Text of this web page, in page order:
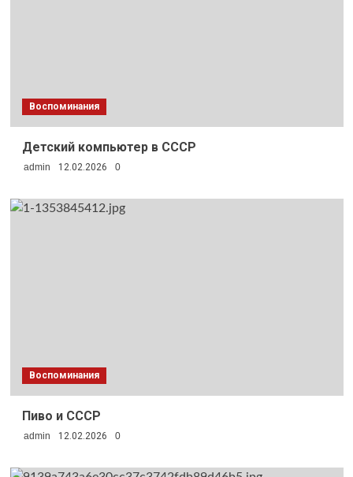
Воспоминания
Детский компьютер в СССР
admin 12.02.2026 0
Воспоминания
Пиво и СССР
admin 12.02.2026 0